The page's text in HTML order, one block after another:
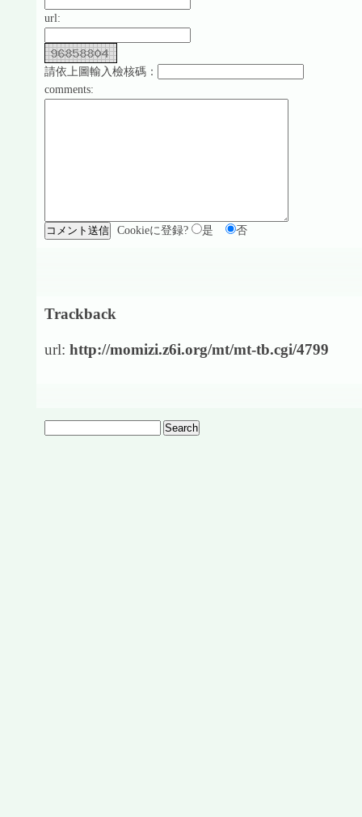
url:
請依上圖輸入檢核碼：
comments:
Cookieに登録? 是 否
Trackback
url: http://momizi.z6i.org/mt/mt-tb.cgi/4799